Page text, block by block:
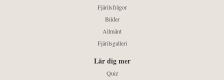
Fjärilsfrågor
Bilder
Allmänt
Fjärilsgalleri
Lär dig mer
Quiz